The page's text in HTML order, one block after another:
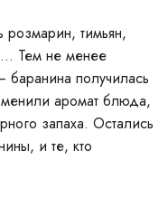
розмарин, тимьян,
Тем не менее
получилась
аромат блюда,
запаха. Остались
и те, кто